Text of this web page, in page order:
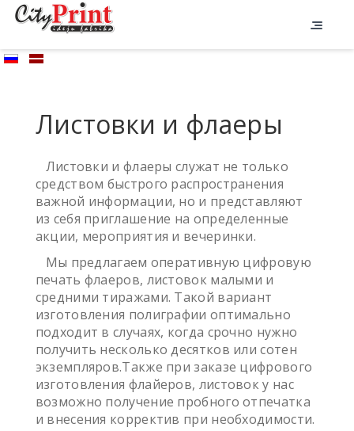
Листовки и флаеры
Листовки и флаеры служат не только
средством быстрого распространения
важной информации, но и представляют
из себя приглашение на определенные
акции, мероприятия и вечеринки.
Мы предлагаем оперативную цифровую
печать флаеров, листовок малыми и
средними тиражами. Такой вариант
изготовления полиграфии оптимально
подходит в случаях, когда срочно нужно
получить несколько десятков или сотен
экземпляров.Также при заказе цифрового
изготовления флайеров, листовок у нас
возможно получение пробного отпечатка
и внесения корректив при необходимости.